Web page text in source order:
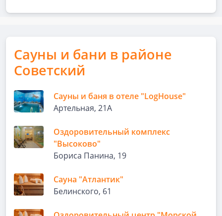
Сауны и бани в районе
Советский
Сауны и баня в отеле "LogHousе"
Артельная, 21А
Оздоровительный комплекс
"Высоково"
Бориса Панина, 19
Сауна "Атлантик"
Белинского, 61